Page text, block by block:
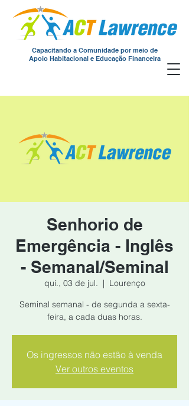
Capacitando a Comunidade por meio de
Apoio Habitacional e Educação Financeira
Senhorio de
Emergência - Inglês
- Semanal/Seminal
qui., 03 de jul.
  |
Lourenço
Seminal semanal - de segunda a sexta-
feira, a cada duas horas.
Os ingressos não estão à venda
Ver outros eventos